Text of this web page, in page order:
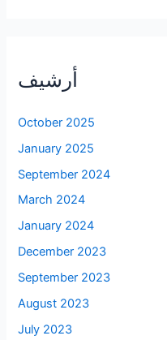
أرشيف
October 2025
January 2025
September 2024
March 2024
January 2024
December 2023
September 2023
August 2023
July 2023